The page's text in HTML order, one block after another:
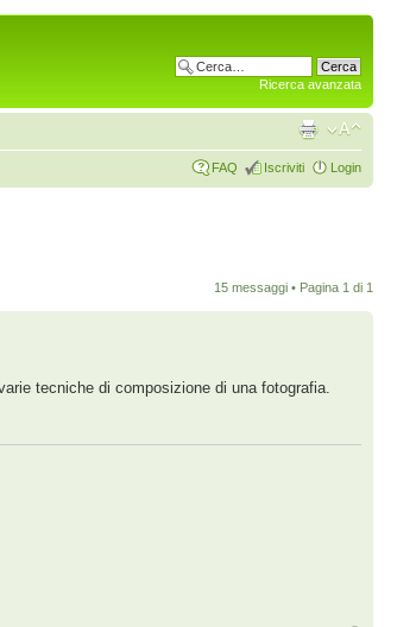
Ricerca avanzata
FAQ Iscriviti Login
15 messaggi • Pagina 1 di 1
tecniche di composizione di una fotografia.